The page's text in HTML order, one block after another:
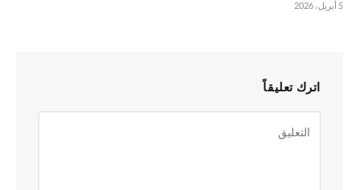
5 أبريل، 2026
اترك تعليقاً